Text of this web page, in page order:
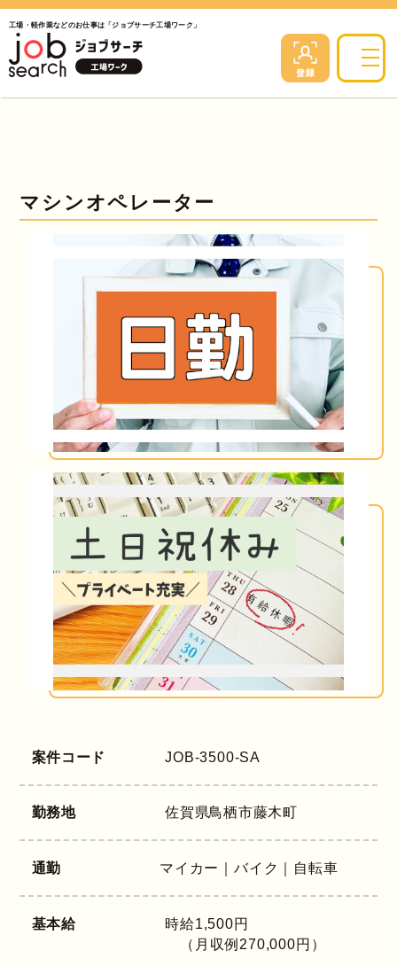
工場・軽作業などのお仕事は「ジョブサーチ工場ワーク」
マシンオペレーター
案件コード JOB-3500-SA
勤務地 佐賀県鳥栖市藤木町
通勤 マイカー｜バイク｜自転車
基本給
時給1,500円
（月収例270,000円）